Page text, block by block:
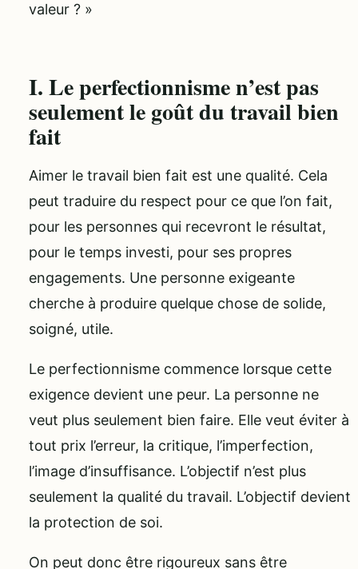
valeur ? »
I. Le perfectionnisme n’est pas
seulement le goût du travail bien
fait
Aimer le travail bien fait est une qualité. Cela
peut traduire du respect pour ce que l’on fait,
pour les personnes qui recevront le résultat,
pour le temps investi, pour ses propres
engagements. Une personne exigeante
cherche à produire quelque chose de solide,
soigné, utile.
Le perfectionnisme commence lorsque cette
exigence devient une peur. La personne ne
veut plus seulement bien faire. Elle veut éviter à
tout prix l’erreur, la critique, l’imperfection,
l’image d’insuffisance. L’objectif n’est plus
seulement la qualité du travail. L’objectif devient
la protection de soi.
On peut donc être rigoureux sans être